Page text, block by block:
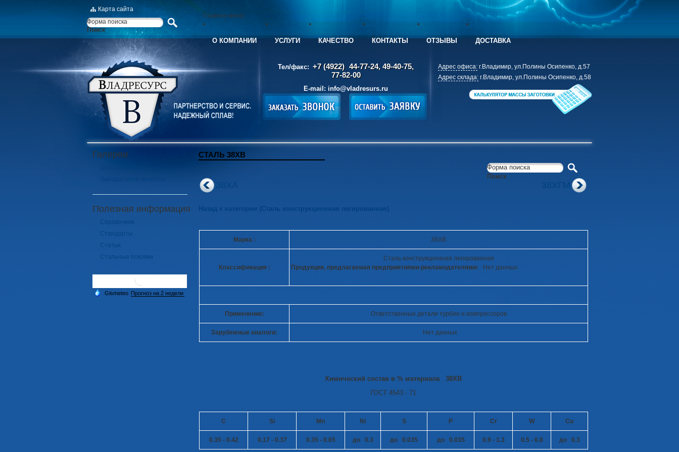
Главное меню
О КОМПАНИИ УСЛУГИ КАЧЕСТВО КОНТАКТЫ ОТЗЫВЫ ДОСТАВКА
Карта сайта
Форма поиска
Поиск
Тел/факс: +7 (4922) 44-77-24, 49-40-75,
77-82-00
E-mail: info@vladresurs.ru
Адрес офиса: г.Владимир, ул.Полины Осипенко, д.57
Адрес склада: г.Владимир, ул.Полины Осипенко, д.58
СТАЛЬ 38ХВ
Форма поиска
Поиск
38ХА 38ХГМ
Назад к категории (Сталь конструкционная легированная)
Марка : 38ХВ
Классификация :
Сталь конструкционная легированная
Продукция, предлагаемая предприятиями-рекламодателями:
Нет данных.
Применение: Ответственные детали турбин и компрессоров
Зарубежные аналоги: Нет данных
Химический состав в % материала 38ХВ
ГОСТ 4543 - 71
C Si Mn Ni S P Cr W Cu
0.35 - 0.42 0.17 - 0.37 0.35 - 0.65 до 0.3 до 0.035 до 0.035 0.9 - 1.3 0.5 - 0.8 до 0.3
Галереи
Полезная информация
Справочник
Стандарты
Статьи
Стальные поковки